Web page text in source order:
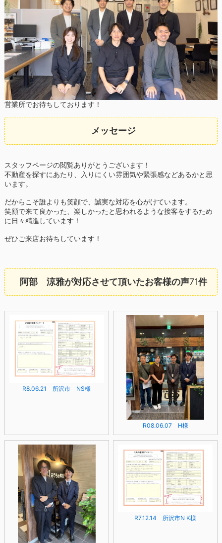
営業所でお待ちしております！
メッセージ
スタッフページの閲覧ありがとうございます！
不動産を探すにあたり、入りにくい雰囲気や緊張感などあるかと思
います。
だからこそ誰よりも笑顔で、誠実な対応を心がけています。
笑顔で来て良かった、楽しかったと思われるような接客をするため
に日々精進しています！
ぜひご来店お待ちしています！
阿部 涼雅が対応させて頂いたお客様の声71件
R8.06.21 所沢市 NS様
R08.06.07 H様
R7.12.14 所沢市N K様